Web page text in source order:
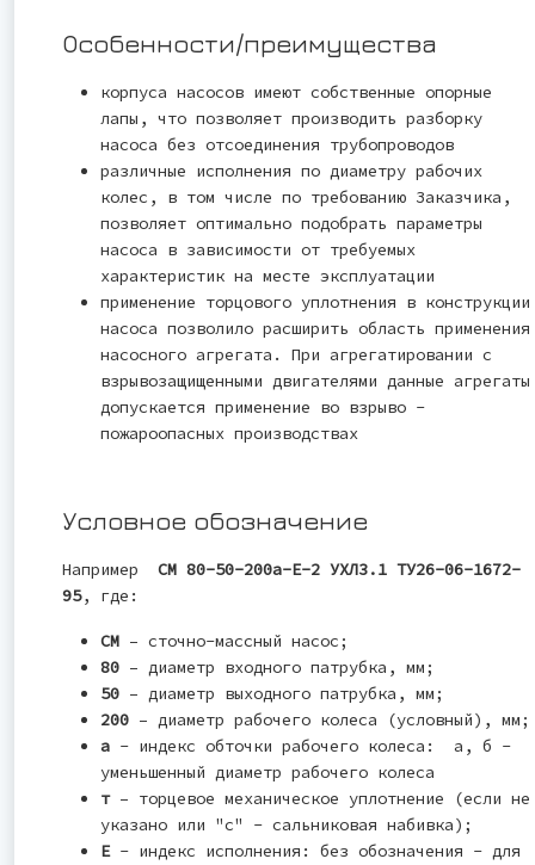
Особенности/преимущества
корпуса насосов имеют собственные опорные
лапы, что позволяет производить разборку
насоса без отсоединения трубопроводов
различные исполнения по диаметру рабочих
колес, в том числе по требованию Заказчика,
позволяет оптимально подобрать параметры
насоса в зависимости от требуемых
характеристик на месте эксплуатации
применение торцового уплотнения в конструкции
насоса позволило расширить область применения
насосного агрегата. При агрегатировании с
взрывозащищенными двигателями данные агрегаты
допускается применение во взрыво -
пожароопасных производствах
Условное обозначение
Например СМ 80-50-200а-Е-2 УХЛ3.1 ТУ26-06-1672-
95, где:
СМ – сточно-массный насос;
80 – диаметр входного патрубка, мм;
50 – диаметр выходного патрубка, мм;
200 – диаметр рабочего колеса (условный), мм;
а - индекс обточки рабочего колеса: а, б -
уменьшенный диаметр рабочего колеса
т– торцевое механическое уплотнение (если не
указано или "с" - сальниковая набивка);
Е- индекс исполнения: без обозначения - для